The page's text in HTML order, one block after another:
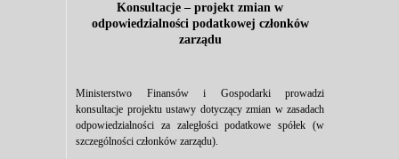
Konsultacje – projekt zmian w
odpowiedzialności podatkowej członków
zarządu
Ministerstwo Finansów i Gospodarki prowadzi
konsultacje projektu ustawy dotyczący zmian w zasadach
odpowiedzialności za zaległości podatkowe spółek (w
szczególności członków zarządu).